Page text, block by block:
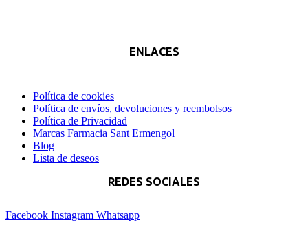
ENLACES
Política de cookies
Política de envíos, devoluciones y reembolsos
Política de Privacidad
Marcas Farmacia Sant Ermengol
Blog
Lista de deseos
REDES SOCIALES
Facebook Instagram Whatsapp